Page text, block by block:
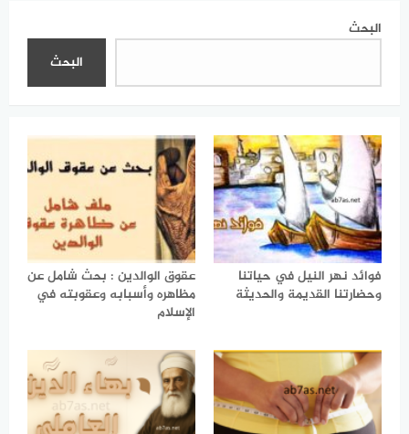
البحث
البحث
فوائد نهر النيل في حياتنا
وحضارتنا القديمة والحديثة
عقوق الوالدين : بحث شامل عن
مظاهره وأسبابه وعقوبته في
الإسلام